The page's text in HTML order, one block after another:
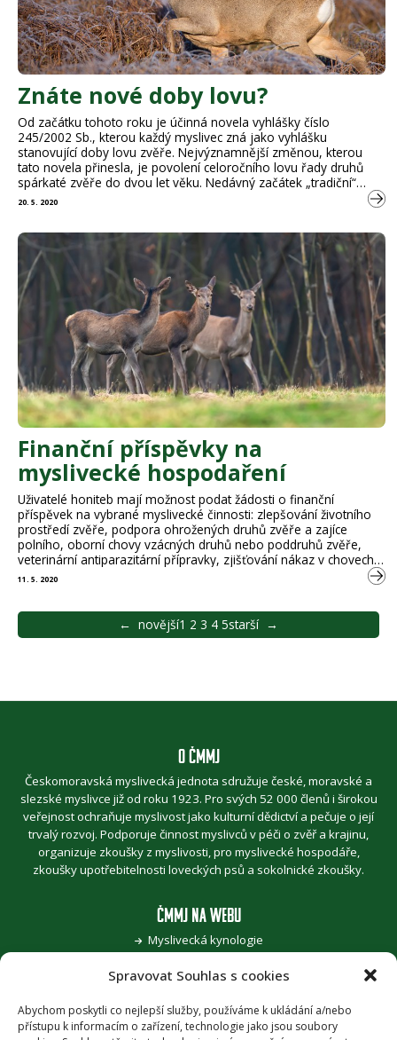
Spravovat Souhlas s cookies
Abychom poskytli co nejlepší služby, používáme k ukládání a/nebo
přístupu k informacím o zařízení, technologie jako jsou soubory
Znáte nové doby lovu?
20. 5. 2020
Od začátku tohoto roku je účinná novela vyhlášky číslo
245/2002 Sb., kterou každý myslivec zná jako vyhlášku
stanovující doby lovu zvěře. Nejvýznamnější změnou, kterou
tato novela přinesla, je povolení celoročního lovu řady druhů
spárkaté zvěře do dvou let věku. Nedávný začátek „tradiční“
doby lovu srnců však ukázal, že část myslivců o novince neví
Finanční příspěvky na
myslivecké hospodaření
11. 5. 2020
Uživatelé honiteb mají možnost podat žádosti o finanční
příspěvek na vybrané myslivecké činnosti: zlepšování životního
prostředí zvěře, podpora ohrožených druhů zvěře a zajíce
polního, oborní chovy vzácných druhů nebo poddruhů zvěře,
veterinární antiparazitární přípravky, zjišťování nákaz v chovech
zvěře, ulovení kormorána velkého, ulovení prasete divokého,
ozeleňování krajiny včetně oplocování dřevin. Vlastníci loveckých
← novější1 2 3 4 5starší →
O ČMMJ
Českomoravská myslivecká jednota sdružuje české, moravské a
slezské myslivce již od roku 1923. Pro svých 52 000 členů i širokou
veřejnost ochraňuje myslivost jako kulturní dědictví a pečuje o její
trvalý rozvoj. Podporuje činnost myslivců v péči o zvěř a krajinu,
organizuje zkoušky z myslivosti, pro myslivecké hospodáře,
zkoušky upotřebitelnosti loveckých psů a sokolnické zkoušky.
ČMMJ NA WEBU
Myslivecká kynologie
Jak se stát myslivcem
Pro zvěřinu k myslivcům
Šoulání po stopách myslivosti
Honitba roku